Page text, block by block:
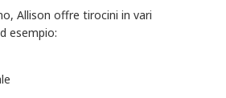
Allison offre tirocini in vari
esempio: